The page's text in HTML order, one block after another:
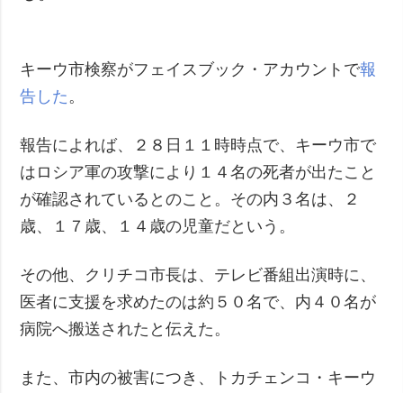
キーウ市検察がフェイスブック・アカウントで報
告した 。
報告によれば、２８日１１時時点で、キーウ市で
はロシア軍の攻撃により１４名の死者が出たこと
が確認されているとのこと。その内３名は、２
歳、１７歳、１４歳の児童だという。
その他、クリチコ市長は、テレビ番組出演時に、
医者に支援を求めたのは約５０名で、内４０名が
病院へ搬送されたと伝えた。
また、市内の被害につき、トカチェンコ・キーウ